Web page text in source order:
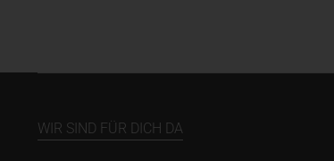
WIR SIND FÜR DICH DA